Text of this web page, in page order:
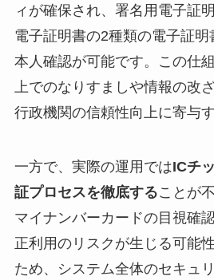
ィが確保され、署名用電子証
電子証明書の2種類の電子証
本人確認が可能です。この仕
上でのなりすましや情報の改
行政機関の信頼性向上に寄与
一方で、実際の運用ではICチ
証プロセスを徹底することが
マイナンバーカードの目視確
正利用のリスクが生じる可能
ため、システム全体のセキュ